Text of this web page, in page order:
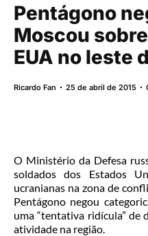
Pentágono
Moscou
EUA no leste
Ricardo Fan 25 de abril de 2015
O Ministério da Defesa
soldados dos Estados
ucranianas na zona de
Pentágono negou
uma “tentativa ridícula” de
atividade na região.